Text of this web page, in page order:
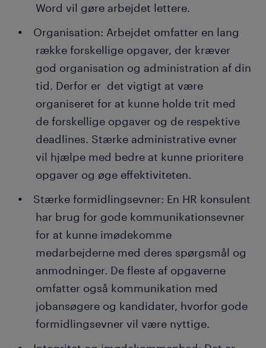
Word vil gøre arbejdet lettere.
Organisation: Arbejdet omfatter en lang
række forskellige opgaver, der kræver
god organisation og administration af din
tid. Derfor er det vigtigt at være
organiseret for at kunne holde trit med
de forskellige opgaver og de respektive
deadlines. Stærke administrative evner
vil hjælpe med bedre at kunne prioritere
opgaver og øge effektiviteten.
Stærke formidlingsevner: En HR konsulent
har brug for gode kommunikationsevner
for at kunne imødekomme
medarbejderne med deres spørgsmål og
anmodninger. De fleste af opgaverne
omfatter også kommunikation med
jobansøgere og kandidater, hvorfor gode
formidlingsevner vil være nyttige.